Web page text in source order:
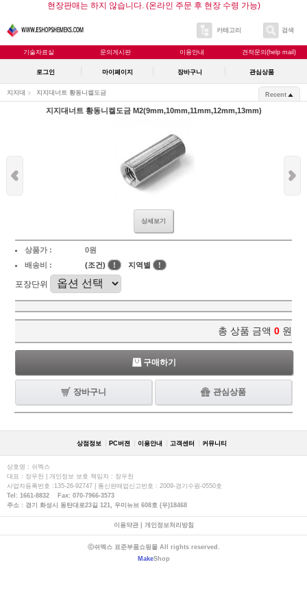
현장판매는 하지 않습니다. (온라인 주문 후 현장 수령 가능)
카테고리 검색
기술자료실 문의게시판 이용안내 견적문의(help mail)
로그인 마이페이지 장바구니 관심상품
지지대 지지대너트 황동니켈도금 Recent
지지대너트 황동니켈도금 M2(9mm,10mm,11mm,12mm,13mm)
상세보기
상품가 :
0원
배송비 :
(조건) ! 지역별 !
포장단위
총 상품 금액 0 원
구매하기
장바구니 관심상품
상점정보 PC버젼 이용안내 고객센터 커뮤니티
상호명 : 쉬멕스
대표 : 장우천 | 개인정보 보호 책임자 : 장우천
사업자등록번호 :135-26-92747 | 통신판매업신고번호 : 2009-경기수원-0550호
Tel: 1661-8832 Fax: 070-7966-3573
주소 : 경기 화성시 동탄대로23길 121, 우미뉴브 608호 (우)18468
이용약관| 개인정보처리방침
ⓒ쉬멕스 표준부품쇼핑몰 All rights reserved.
MakeShop